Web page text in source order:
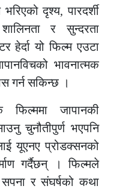
दृश्य, पारदर्शी
र सुन्दरता
हेर्दा यो फिल्म एउटा
भावनात्मक
गर्न सकिन्छ ।
फिल्ममा जापानकी
चुनौतीपुर्ण भएपनि
यूएनए प्रोडक्सनको
गर्दैछन् । फिल्मले
र संघर्षको कथा